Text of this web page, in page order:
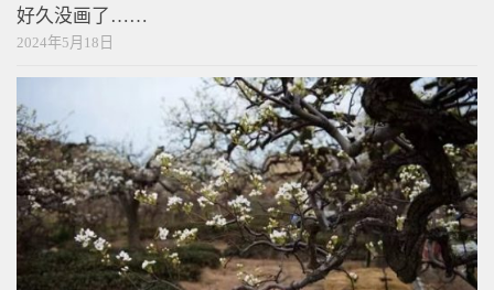
好久没画了……
2024年5月18日